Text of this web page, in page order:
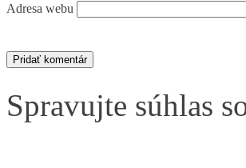
Adresa webu
Spravujte súhlas